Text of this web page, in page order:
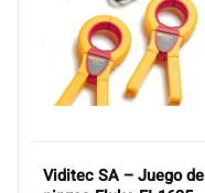
Viditec SA – Juego de